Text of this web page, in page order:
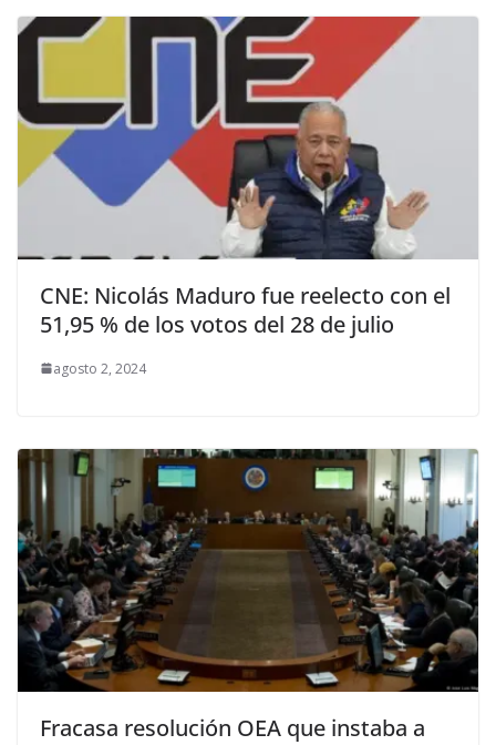
CNE: Nicolás Maduro fue reelecto con el
51,95 % de los votos del 28 de julio
agosto 2, 2024
Fracasa resolución OEA que instaba a